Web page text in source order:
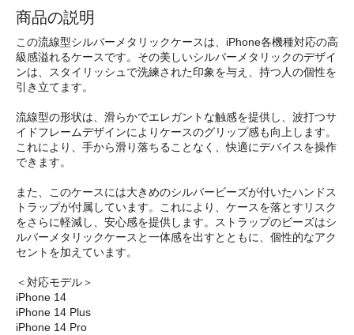
商品の説明
この流線型シルバーメタリックケースは、iPhone各機種対応の高
級感溢れるケースです。その美しいシルバーメタリックのデザイ
ンは、スタイリッシュで洗練された印象を与え、持つ人の個性を
引き立てます。
流線型の形状は、滑らかでエレガントな触感を提供し、波打つサ
イドフレームデザインによりケースのグリップ感も向上します。
これにより、手から滑り落ちることなく、快適にデバイスを操作
できます。
また、このケースには大きめのシルバービーズが付いたハンドス
トラップが付属しています。これにより、ケースを落とすリスク
をさらに軽減し、安心感を提供します。ストラップのビーズはシ
ルバーメタリックケースと一体感を出すとともに、個性的なアク
セントを加えています。
＜対応モデル＞
iPhone 14
iPhone 14 Plus
iPhone 14 Pro